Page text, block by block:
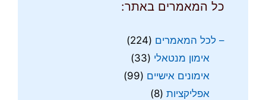
כל המאמרים באתר:
– לכל המאמרים (224)
אימון מנטאלי (33)
אימונים אישיים (99)
אפליקציות (8)